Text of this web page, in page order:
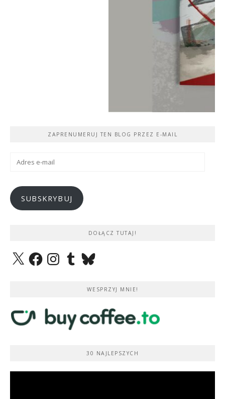
ZAPRENUMERUJ TEN BLOG PRZEZ E-MAIL
Adres
SUBSKRYBUJ
DOŁĄCZ TUTAJ!
X FacebookInstagramTumblrBluesky
WESPRZYJ MNIE!
30 NAJLEPSZYCH